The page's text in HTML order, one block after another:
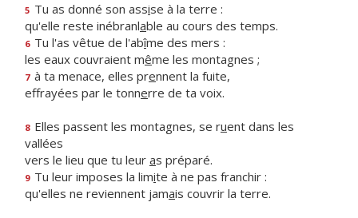
5 Tu as donné son assise à la terre :
qu'elle reste inébranlable au cours des temps.
6 Tu l'as vêtue de l'abîme des mers :
les eaux couvraient même les montagnes ;
7 à ta menace, elles prennent la fuite,
effrayées par le tonnerre de ta voix.
8 Elles passent les montagnes, se ruent dans les
vallées
vers le lieu que tu leur as préparé.
9 Tu leur imposes la limite à ne pas franchir :
qu'elles ne reviennent jamais couvrir la terre.